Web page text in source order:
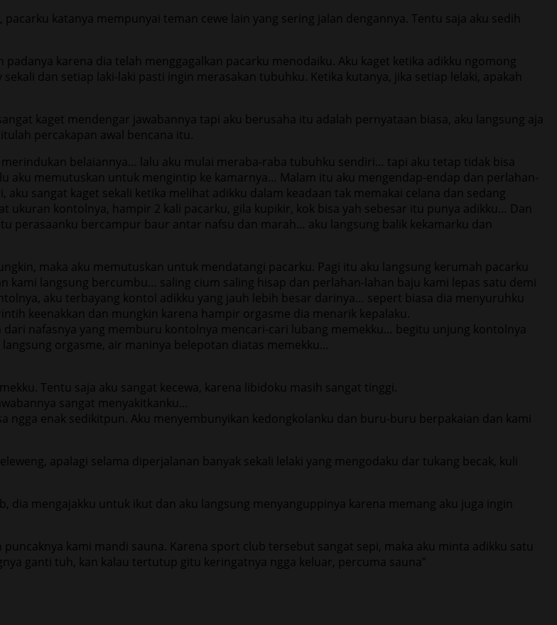
katanya mempunyai teman cewe lain yang sering jalan dengannya. Tentu saja aku sedih
karena dia telah menggagalkan pacarku menodaiku. Aku kaget ketika adikku ngomong
dan setiap laki-laki pasti ingin merasakan tubuhku. Ketika kutanya, jika setiap lelaki, apakah
kaget mendengar jawabannya tapi aku berusaha itu adalah pernyataan biasa, aku langsung aja
percakapan awal bencana itu.
belaiannya… lalu aku mulai meraba-raba tubuhku sendiri… tapi aku tetap tidak bisa
aku memutuskan untuk mengintip ke kamarnya… Malam itu aku mengendap-endap dan perlahan-
sangat kaget sekali ketika melihat adikku dalam keadaan tak memakai celana dan sedang
kontolnya, hampir 2 kali pacarku, gila kupikir, kok bisa yah sebesar itu punya adikku… Dan
perasaanku bercampur baur antar nafsu dan marah… aku langsung balik kekamarku dan
maka aku memutuskan untuk mendatangi pacarku. Pagi itu aku langsung kerumah pacarku
langsung bercumbu… saling cium saling hisap dan perlahan-lahan baju kami lepas satu demi
aku terbayang kontol adikku yang jauh lebih besar darinya… sepert biasa dia menyuruhku
keenakkan dan mungkin karena hampir orgasme dia menarik kepalaku.
nafasnya yang memburu kontolnya mencari-cari lubang memekku… begitu unjung kontolnya
orgasme, air maninya belepotan diatas memekku…
Tentu saja aku sangat kecewa, karena libidoku masih sangat tinggi.
sangat menyakitkanku…
ngga enak sedikitpun. Aku menyembunyikan kedongkolanku dan buru-buru berpakaian dan kami
apalagi selama diperjalanan banyak sekali lelaki yang mengodaku dar tukang becak, kuli
dia mengajakku untuk ikut dan aku langsung menyanguppinya karena memang aku juga ingin
kami mandi sauna. Karena sport club tersebut sangat sepi, maka aku minta adikku satu
ganti tuh, kan kalau tertutup gitu keringatnya ngga keluar, percuma sauna”